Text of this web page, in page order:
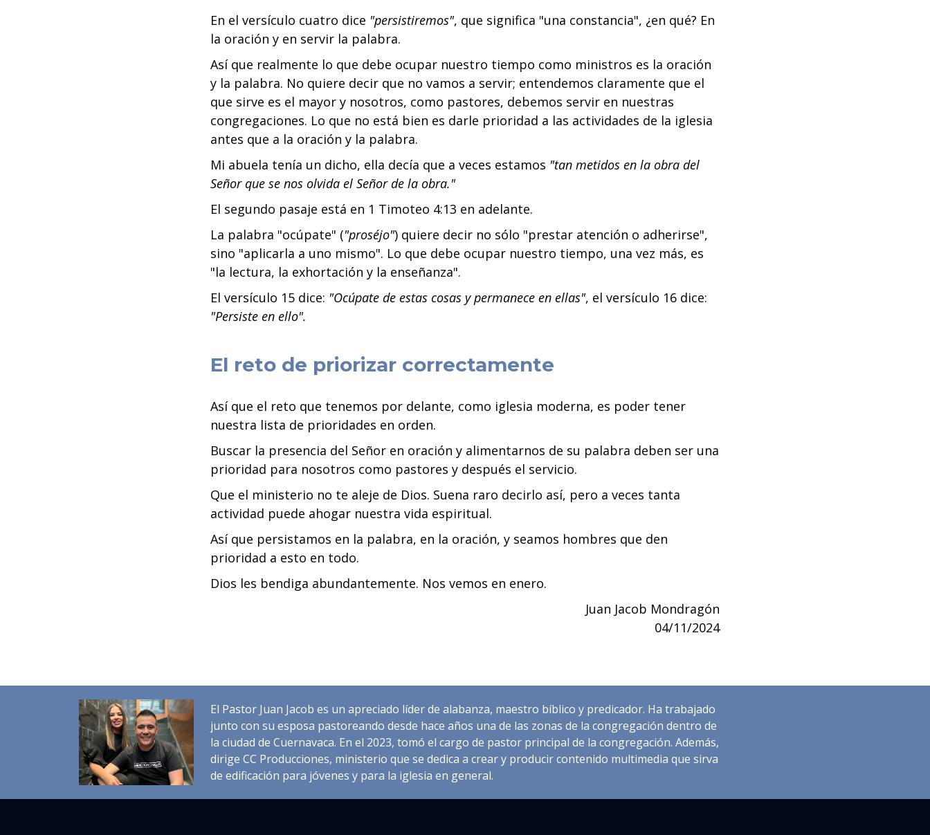
En el versículo cuatro dice "persistiremos", que significa "una constancia", ¿en qué? En
la oración y en servir la palabra.
Así que realmente lo que debe ocupar nuestro tiempo como ministros es la oración
y la palabra. No quiere decir que no vamos a servir; entendemos claramente que el
que sirve es el mayor y nosotros, como pastores, debemos servir en nuestras
congregaciones. Lo que no está bien es darle prioridad a las actividades de la iglesia
antes que a la oración y la palabra.
Mi abuela tenía un dicho, ella decía que a veces estamos "tan metidos en la obra del
Señor que se nos olvida el Señor de la obra."
El segundo pasaje está en 1 Timoteo 4:13 en adelante.
La palabra "ocúpate" ("proséjo") quiere decir no sólo "prestar atención o adherirse",
sino "aplicarla a uno mismo". Lo que debe ocupar nuestro tiempo, una vez más, es
"la lectura, la exhortación y la enseñanza".
El versículo 15 dice: "Ocúpate de estas cosas y permanece en ellas", el versículo 16 dice:
"Persiste en ello".
El reto de priorizar correctamente
Así que el reto que tenemos por delante, como iglesia moderna, es poder tener
nuestra lista de prioridades en orden.
Buscar la presencia del Señor en oración y alimentarnos de su palabra deben ser una
prioridad para nosotros como pastores y después el servicio.
Que el ministerio no te aleje de Dios. Suena raro decirlo así, pero a veces tanta
actividad puede ahogar nuestra vida espiritual.
Así que persistamos en la palabra, en la oración, y seamos hombres que den
prioridad a esto en todo.
Dios les bendiga abundantemente. Nos vemos en enero.
Juan Jacob Mondragón
04/11/2024
El Pastor Juan Jacob es un apreciado líder de alabanza, maestro bíblico y predicador. Ha trabajado
junto con su esposa pastoreando desde hace años una de las zonas de la congregación dentro de
la ciudad de Cuernavaca. En el 2023, tomó el cargo de pastor principal de la congregación. Además,
dirige CC Producciones, ministerio que se dedica a crear y producir contenido multimedia que sirva
de edificación para jóvenes y para la iglesia en general.